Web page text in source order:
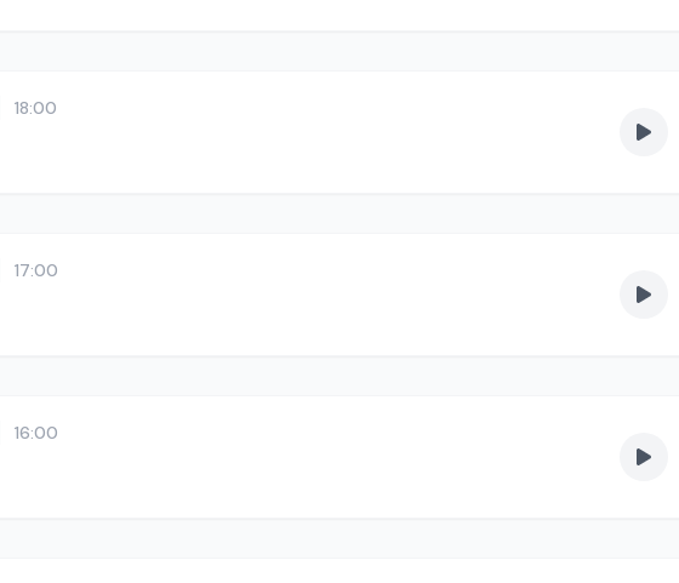
18:00
17:00
16:00